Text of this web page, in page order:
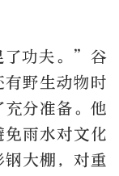
了功夫。”谷
野生动物时
分准备。他
雨水对文化
大棚，对重